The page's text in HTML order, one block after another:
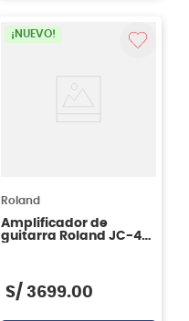
¡NUEVO!
Roland
Amplificador de
guitarra Roland JC-40
S/ 3699.00